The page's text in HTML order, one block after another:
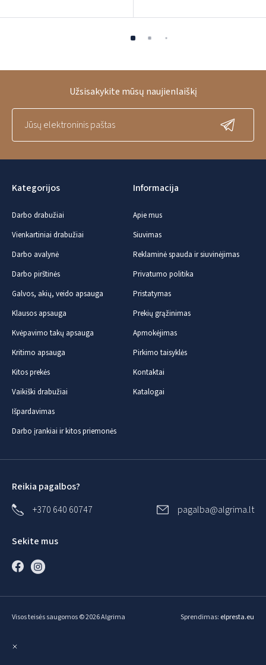
Kategorijos
Darbo drabužiai
Vienkartiniai drabužiai
Darbo avalynė
Darbo pirštinės
Galvos, akių, veido apsauga
Klausos apsauga
Kvėpavimo takų apsauga
Kritimo apsauga
Kitos prekės
Vaikiški drabužiai
Išpardavimas
Darbo įrankiai ir kitos priemonės
Informacija
Apie mus
Siuvimas
Reklaminė spauda ir siuvinėjimas
Privatumo politika
Pristatymas
Prekių grąžinimas
Apmokėjimas
Pirkimo taisyklės
Kontaktai
Katalogai
Užsisakykite mūsų naujienlaiškį
Reikia pagalbos?
+370 640 60747
pagalba@algrima.lt
Sekite mus
Visos teisės saugomos © 2026 Algrima Sprendimas: elpresta.eu